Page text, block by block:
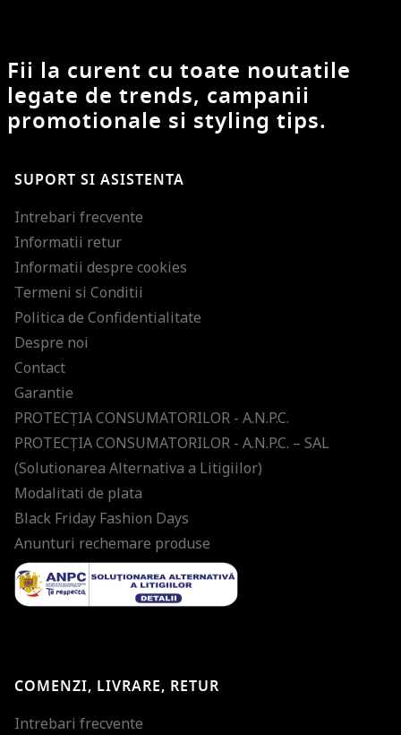
Fii la curent cu toate noutatile
legate de trends, campanii
promotionale si styling tips.
SUPORT SI ASISTENTA
Intrebari frecvente
Informatii retur
Informatii despre cookies
Termeni si Conditii
Politica de Confidentialitate
Despre noi
Contact
Garantie
PROTECŢIA CONSUMATORILOR - A.N.P.C.
PROTECŢIA CONSUMATORILOR - A.N.P.C. – SAL
(Solutionarea Alternativa a Litigiilor)
Modalitati de plata
Black Friday Fashion Days
Anunturi rechemare produse
COMENZI, LIVRARE, RETUR
Intrebari frecvente